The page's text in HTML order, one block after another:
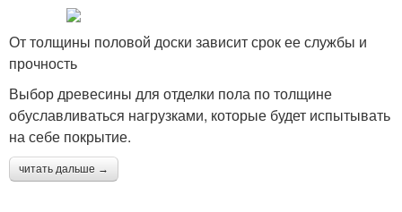
От толщины половой доски зависит срок ее службы и
прочность
Выбор древесины для отделки пола по толщине
обуславливаться нагрузками, которые будет испытывать
на себе покрытие.
читать дальше →